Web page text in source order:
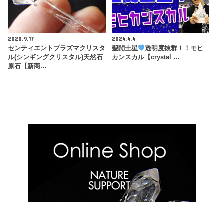
2020.9.17
センティエントプラズマクリスタ
ル(シンギングクリスタル)天然石
原石【新商…
2024.4.4
聖闘士星
透明度抜群！！モヒ
カンスカル【crystal …